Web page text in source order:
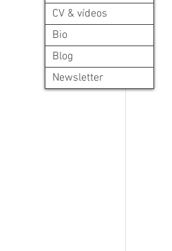
CV & vídeos
Bio
Blog
Newsletter